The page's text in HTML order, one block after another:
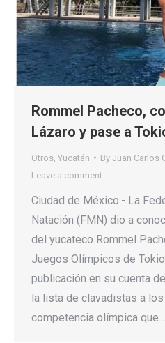
Rommel Pacheco,
Lázaro y pase a
Otros Yucatán By Juan Carlos
Leave a comment
Ciudad de México.- La
Natación (FMN) dio a
del yucateco Rommel
Juegos Olímpicos de Tokio
publicación en su cuenta
la lista de clavadistas a los
competencia olímpica que…